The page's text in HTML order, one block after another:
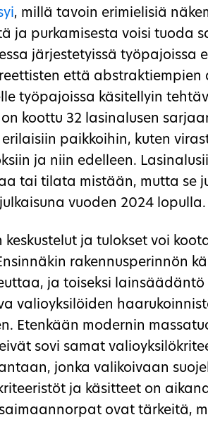
, millä tavoin erimielisiä
ja purkamisesta voisi tuoda
järjestetyissä työpajoissa
että abstraktiempien
työpajoissa käsitellyin
koottu 32 lasinalusen
paikkoihin, kuten
ja niin edelleen.
tai tilata mistään, mutta se
vuoden 2024 lopulla.
ja tulokset voi
rakennusperinnön
ja toiseksi lainsäädäntö
valioyksilöiden
Etenkään modernin
sovi samat
jonka valikoivaan
ja käsitteet on
ovat tärkeitä,